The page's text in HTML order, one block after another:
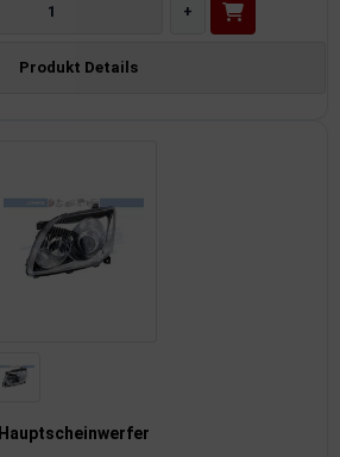
+
Produkt Details
Hauptscheinwerfer